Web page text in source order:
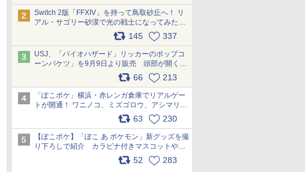
Switch 2版「FFXIV」を持って鳥取砂丘へ！ リ
アル・サゴリー砂漠で光の戦士になってみた
145 337
USJ、「バイオハザード」リッカーのポップコ
ーンバケツ」を9月9日より販売 頭部が開く仕
組み。味は恐怖を堪のう「味噌フレーバー」
66 213
「ぽこポケ」横浜・赤レンガ倉庫でリアルゲー
トが開通！ ワニノコ、ミズゴロウ、アシマリ登
場シーンをレポート pic.x.com/LDgEByVl6D
63 230
【ぽこポケ】「ぽこ あ ポケモン」新グッズを撮
り下ろしで紹介 カラビナ付きマスコットやス
52 283